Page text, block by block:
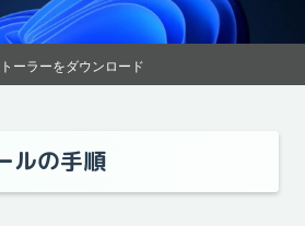
ーラーをダウンロード
ルの手順